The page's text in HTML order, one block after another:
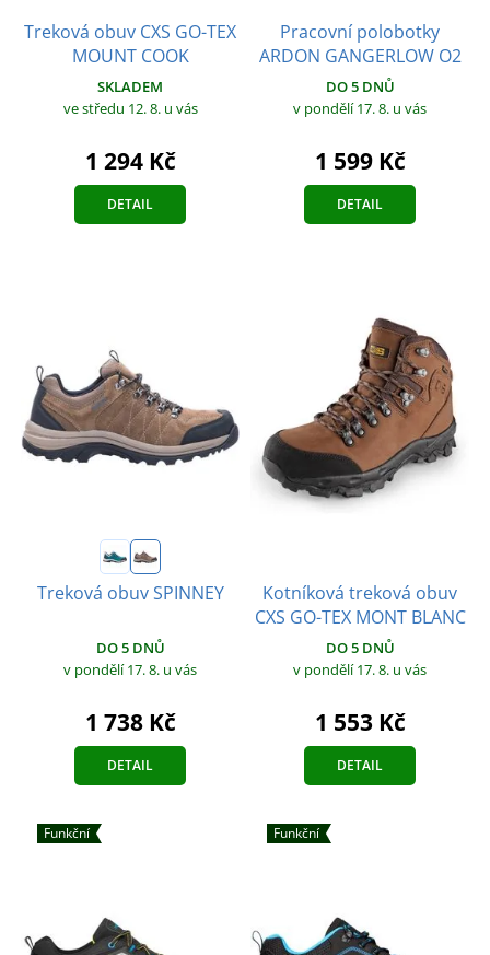
Treková obuv CXS GO-TEX
MOUNT COOK
SKLADEM
ve středu 12. 8. u vás
1 294 Kč
DETAIL
Pracovní polobotky
ARDON GANGERLOW O2
DO 5 DNŮ
v pondělí 17. 8. u vás
1 599 Kč
DETAIL
Treková obuv SPINNEY
DO 5 DNŮ
v pondělí 17. 8. u vás
1 738 Kč
DETAIL
Kotníková treková obuv
CXS GO-TEX MONT BLANC
DO 5 DNŮ
v pondělí 17. 8. u vás
1 553 Kč
DETAIL
Funkční Funkční